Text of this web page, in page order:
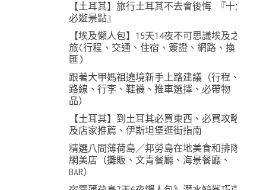
【土耳其】旅行土耳其不去會後悔 『十大
必遊景點』
【埃及懶人包】15天14夜不可思議埃及之
旅(行程、交通、住宿、簽證、網路、換
匯)
跟著大甲媽祖遶境新手上路建議（行程、
路線、行李、鞋襪、推車選擇、必帶物
品）
【土耳其】到土耳其必買東西、必買攻略
及店家推薦、伊斯坦堡逛街指南
精選八間薄荷島／邦勞島在地美食和排隊
網美店（攤販、文青餐廳、海景餐廳、
BAR）